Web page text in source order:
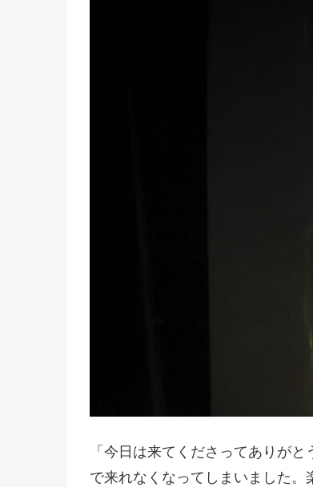
「今日は来てくださってありが
で来れなくなってしまいました